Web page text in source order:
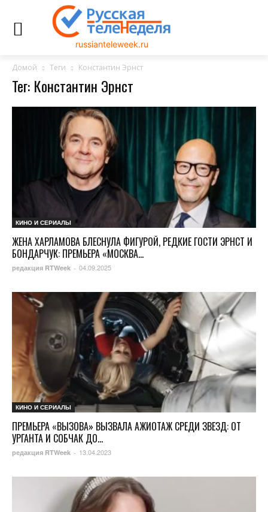
russianteleweek.ru
Домой Теги Константин Эрнст
Тег: Константин Эрнст
КИНО И СЕРИАЛЫ
ЖЕНА ХАРЛАМОВА БЛЕСНУЛА ФИГУРОЙ, РЕДКИЕ ГОСТИ ЭРНСТ И
БОНДАРЧУК: ПРЕМЬЕРА «МОСКВА...
редакция RTWeek - 04.09.2025
КИНО И СЕРИАЛЫ
ПРЕМЬЕРА «ВЫЗОВА» ВЫЗВАЛА АЖИОТАЖ СРЕДИ ЗВЕЗД: ОТ
УРГАНТА И СОБЧАК ДО...
редакция RTWeek - 13.04.2023